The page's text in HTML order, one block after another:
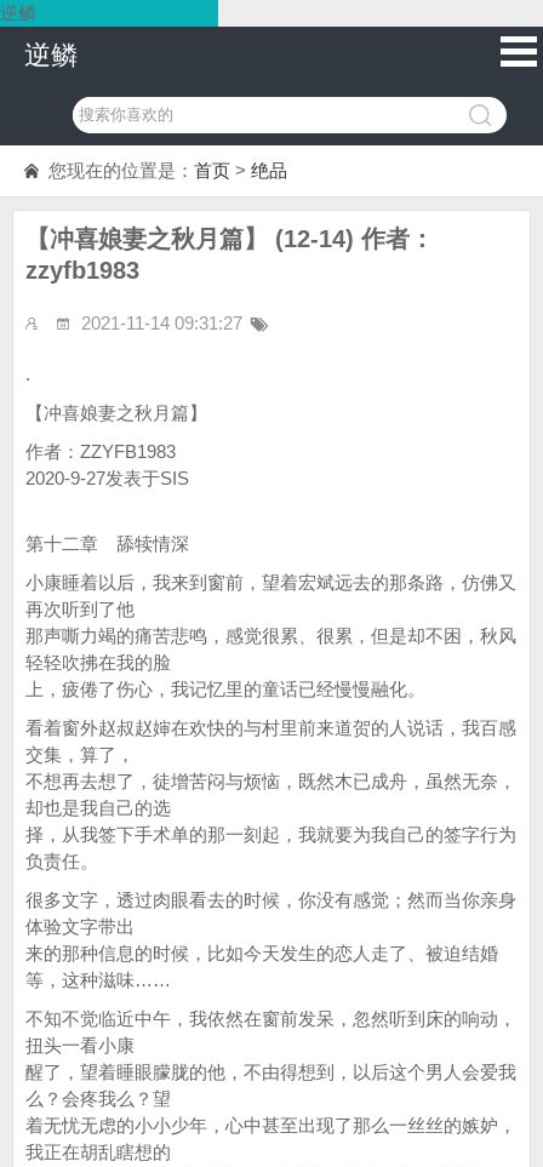
逆鳞
逆鳞
您现在的位置是： 首页 > 绝品
【冲喜娘妻之秋月篇】 (12-14) 作者：
zzyfb1983
2021-11-14 09:31:27
.
【冲喜娘妻之秋月篇】
作者：ZZYFB1983
2020-9-27发表于SIS
第十二章 舔犊情深
小康睡着以后，我来到窗前，望着宏斌远去的那条路，仿佛又
再次听到了他
那声嘶力竭的痛苦悲鸣，感觉很累、很累，但是却不困，秋风
轻轻吹拂在我的脸
上，疲倦了伤心，我记忆里的童话已经慢慢融化。
看着窗外赵叔赵婶在欢快的与村里前来道贺的人说话，我百感
交集，算了，
不想再去想了，徒增苦闷与烦恼，既然木已成舟，虽然无奈，
却也是我自己的选
择，从我签下手术单的那一刻起，我就要为我自己的签字行为
负责任。
很多文字，透过肉眼看去的时候，你没有感觉；然而当你亲身
体验文字带出
来的那种信息的时候，比如今天发生的恋人走了、被迫结婚
等，这种滋味……
不知不觉临近中午，我依然在窗前发呆，忽然听到床的响动，
扭头一看小康
醒了，望着睡眼朦胧的他，不由得想到，以后这个男人会爱我
么？会疼我么？望
着无忧无虑的小小少年，心中甚至出现了那么一丝丝的嫉妒，
我正在胡乱瞎想的